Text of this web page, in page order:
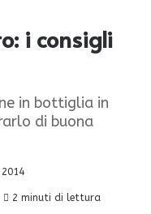
i consigli
in bottiglia in
di buona
2 minuti di lettura